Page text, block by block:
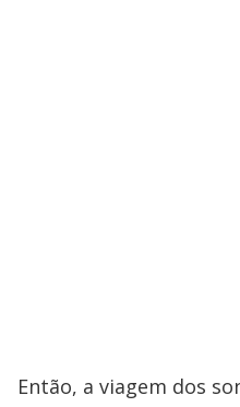
Então, a viagem dos